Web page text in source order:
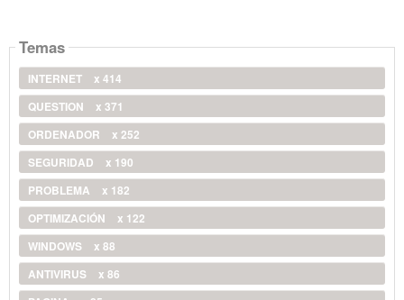
Temas
INTERNET
x 414
QUESTION
x 371
ORDENADOR
x 252
SEGURIDAD
x 190
PROBLEMA
x 182
OPTIMIZACIÓN
x 122
WINDOWS
x 88
ANTIVIRUS
x 86